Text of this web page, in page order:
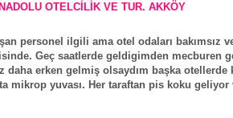
OTELCİLİK VE TUR. AKKÖY
personel ilgili ama otel odaları bakımsız
Geç saatlerde geldigimden mecburen
daha erken gelmiş olsaydım başka otellerde
mikrop yuvası. Her taraftan pis koku geliyor